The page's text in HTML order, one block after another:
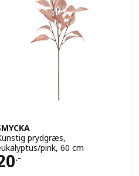
prydgræs,
pink, 60 cm
.- 20.-